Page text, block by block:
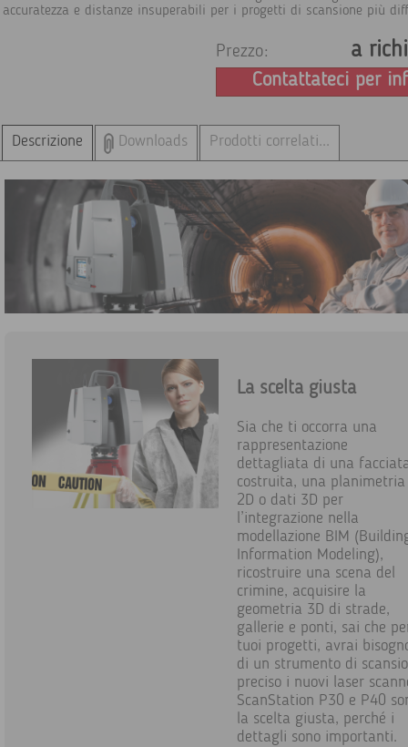
accuratezza e distanze insuperabili per i progetti di scansione più
Prezzo: a
Contattateci per
Descrizione Downloads Prodotti correlati...
La scelta giusta
Sia che ti occorra una
rappresentazione
dettagliata di una
costruita, una
2D o dati 3D per
l’integrazione nella
modellazione BIM
Information Modeling),
ricostruire una scena del
crimine, acquisire la
geometria 3D di strade,
gallerie e ponti, sai che
tuoi progetti, avrai
di un strumento di
preciso i nuovi laser
ScanStation P30 e P40
la scelta giusta, perché i
dettagli sono importanti.